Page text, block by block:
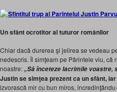
Un sfânt ocrotitor al tuturor românilor
Chiar dacă durerea şi jelirea se vedeau
nedescris. Îl simţeam pe Părintele viu,
noastre:„Să înceteze lacrimile voastre,
Justin se simţea prezent ca un sfânt,
izvorască mir cu bun miros,